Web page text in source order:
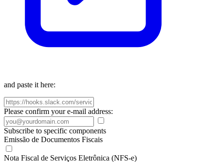
and paste it here:
Please confirm your e-mail address:
Subscribe to specific components
Emissão de Documentos Fiscais
Nota Fiscal de Serviços Eletrônica (NFS-e)